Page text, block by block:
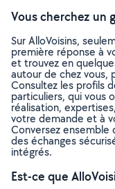
Vous cherchez un
Sur AlloVoisins,
première réponse à
et trouvez en
autour de chez vous,
Consultez les profils
particuliers, qui vous
réalisation,
votre demande et à
Conversez ensemble
des échanges
intégrés.
Est-ce que